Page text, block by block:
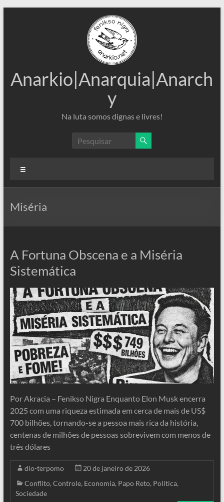
Anarkio|Anarquia|Anarch
y
Na luta somos dignas e livres!
Miséria
A Fortuna Obscena e a Miséria
Sistemática
Por Akracia – Fenikso Nigra Enquanto Elon Musk encerra
2025 com uma riqueza estimada em cerca de mais de US$
700 bilhões, tornando-se a pessoa mais rica da história,
centenas de milhões de pessoas sobrevivem com menos de
três dólares
dio-terpomo
20 de janeiro de 2026
Conflito, Controle, Economia, Papo Reto, Política,
Sociedade